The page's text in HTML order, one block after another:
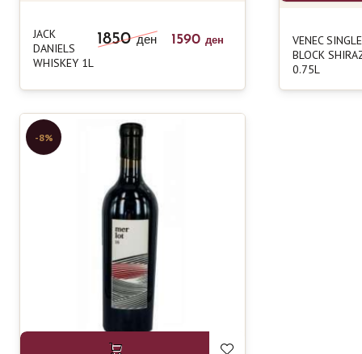
JACK
DANIELS
WHISKEY 1L
1850ден 1590 ден
VENEC SINGLE
BLOCK
0.75L
-8%